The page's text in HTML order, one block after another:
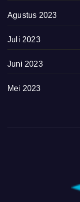
Agustus 2023
Juli 2023
Juni 2023
Mei 2023